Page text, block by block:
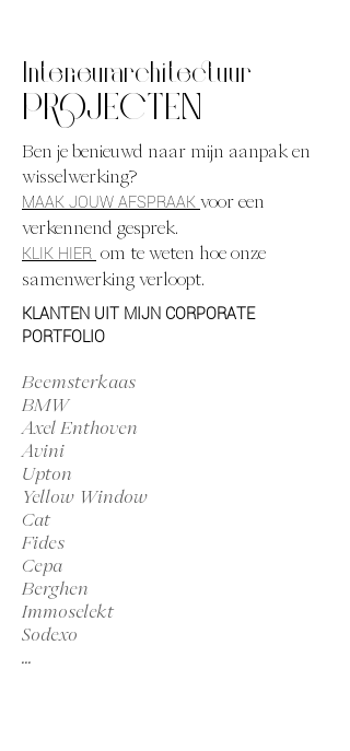
Interieurarchitectuur
PROJECTEN
Ben je benieuwd naar mijn aanpak en
wisselwerking?
MAAK JOUW AFSPRAAK voor een
verkennend gesprek.
KLIK HIER om te weten hoe onze
samenwerking verloopt.
KLANTEN UIT MIJN CORPORATE
PORTFOLIO
Beemsterkaas
BMW
Axel Enthoven
Avini
Upton
Yellow Window
Cat
Fides
Cepa
Berghen
Immoselekt
Sodexo